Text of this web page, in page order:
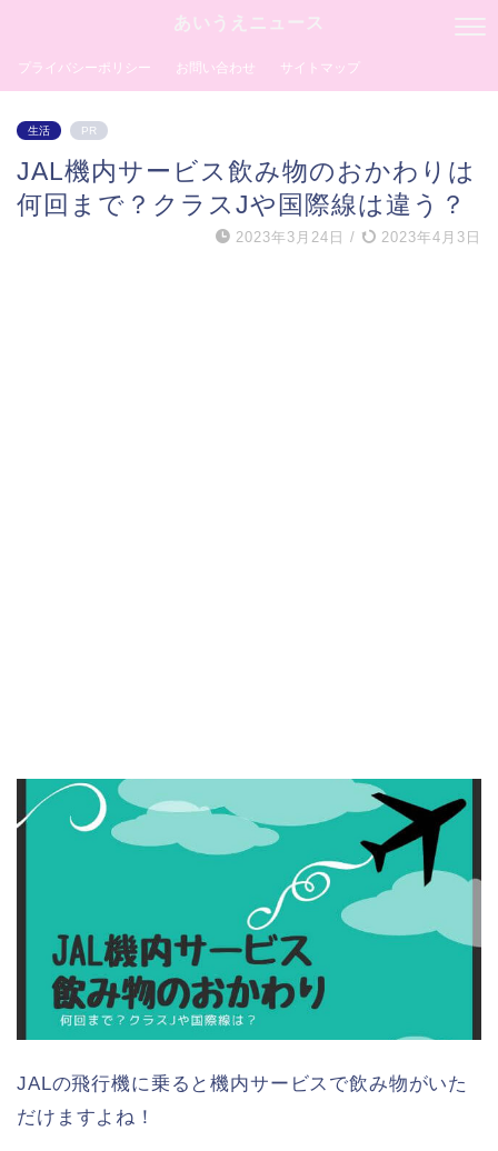
あいうえニュース
プライバシーポリシー お問い合わせ サイトマップ
生活 PR
JAL機内サービス飲み物のおかわりは
何回まで？クラスJや国際線は違う？
2023年3月24日 / 2023年4月3日
JALの飛行機に乗ると機内サービスで飲み物がいた
だけますよね！